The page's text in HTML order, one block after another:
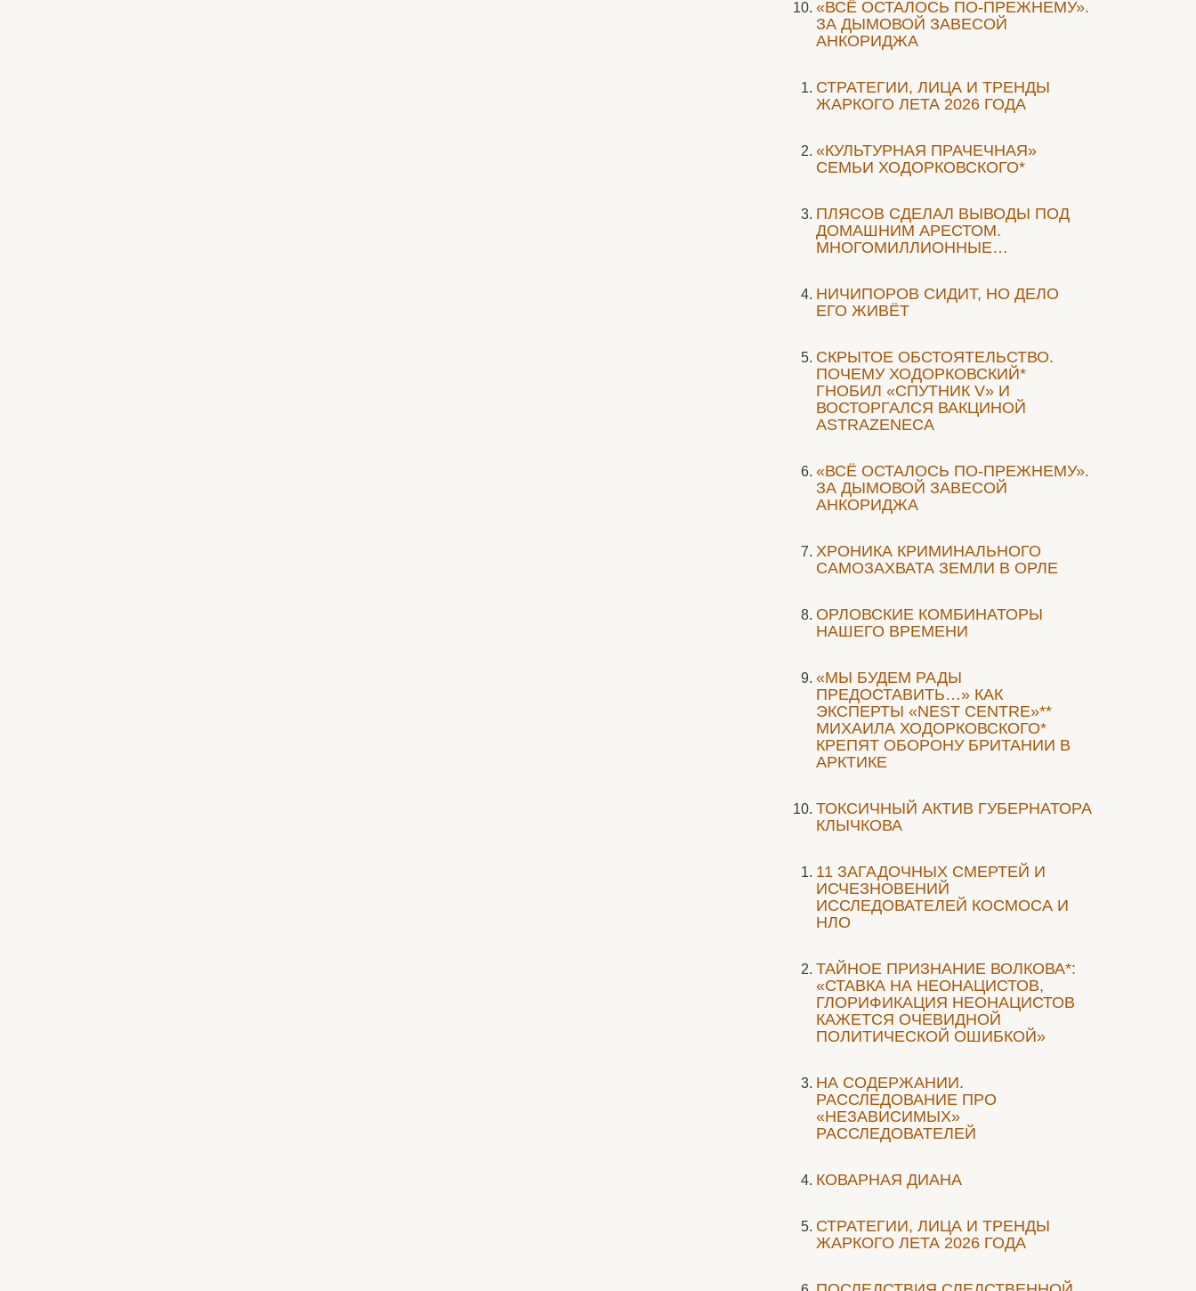
«ВСЁ ОСТАЛОСЬ ПО-ПРЕЖНЕМУ».
ЗА ДЫМОВОЙ ЗАВЕСОЙ
АНКОРИДЖА
СТРАТЕГИИ, ЛИЦА И ТРЕНДЫ
ЖАРКОГО ЛЕТА 2026 ГОДА
«КУЛЬТУРНАЯ ПРАЧЕЧНАЯ»
СЕМЬИ ХОДОРКОВСКОГО*
ПЛЯСОВ СДЕЛАЛ ВЫВОДЫ ПОД
ДОМАШНИМ АРЕСТОМ.
МНОГОМИЛЛИОННЫЕ…
НИЧИПОРОВ СИДИТ, НО ДЕЛО
ЕГО ЖИВЁТ
СКРЫТОЕ ОБСТОЯТЕЛЬСТВО.
ПОЧЕМУ ХОДОРКОВСКИЙ*
ГНОБИЛ «СПУТНИК V» И
ВОСТОРГАЛСЯ ВАКЦИНОЙ
ASTRAZENECA
«ВСЁ ОСТАЛОСЬ ПО-ПРЕЖНЕМУ».
ЗА ДЫМОВОЙ ЗАВЕСОЙ
АНКОРИДЖА
ХРОНИКА КРИМИНАЛЬНОГО
САМОЗАХВАТА ЗЕМЛИ В ОРЛЕ
ОРЛОВСКИЕ КОМБИНАТОРЫ
НАШЕГО ВРЕМЕНИ
«МЫ БУДЕМ РАДЫ
ПРЕДОСТАВИТЬ…» КАК
ЭКСПЕРТЫ «NEST CENTRE»**
МИХАИЛА ХОДОРКОВСКОГО*
КРЕПЯТ ОБОРОНУ БРИТАНИИ В
АРКТИКЕ
ТОКСИЧНЫЙ АКТИВ ГУБЕРНАТОРА
КЛЫЧКОВА
11 ЗАГАДОЧНЫХ СМЕРТЕЙ И
ИСЧЕЗНОВЕНИЙ
ИССЛЕДОВАТЕЛЕЙ КОСМОСА И
НЛО
ТАЙНОЕ ПРИЗНАНИЕ ВОЛКОВА*:
«СТАВКА НА НЕОНАЦИСТОВ,
ГЛОРИФИКАЦИЯ НЕОНАЦИСТОВ
КАЖЕТСЯ ОЧЕВИДНОЙ
ПОЛИТИЧЕСКОЙ ОШИБКОЙ»
НА СОДЕРЖАНИИ.
РАССЛЕДОВАНИЕ ПРО
«НЕЗАВИСИМЫХ»
РАССЛЕДОВАТЕЛЕЙ
КОВАРНАЯ ДИАНА
СТРАТЕГИИ, ЛИЦА И ТРЕНДЫ
ЖАРКОГО ЛЕТА 2026 ГОДА